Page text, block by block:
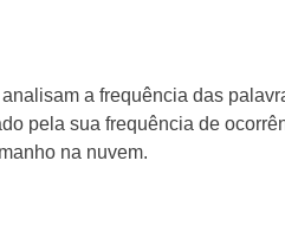
a frequência das
pela sua frequência de
na nuvem.